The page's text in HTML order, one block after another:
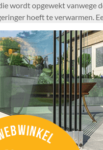
wordt opgewekt vanwege
hoeft te verwarmen.